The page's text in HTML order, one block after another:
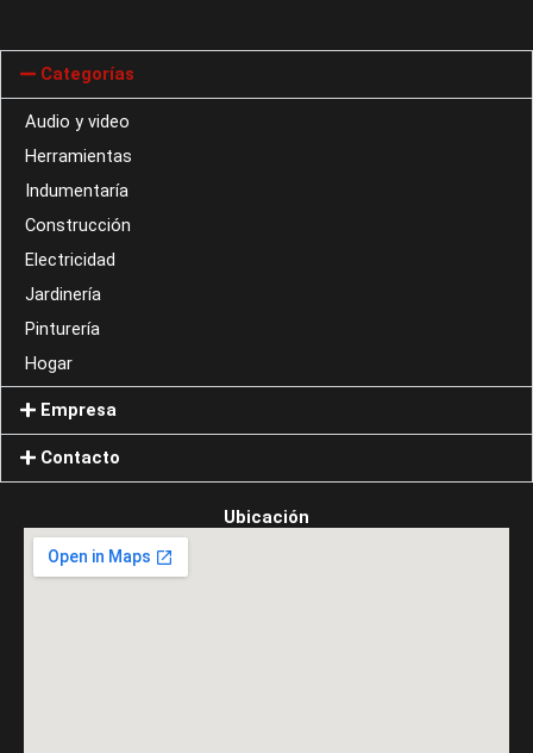
Categorías
Audio y video
Herramientas
Indumentaría
Construcción
Electricidad
Jardinería
Pinturería
Hogar
Empresa
Contacto
Ubicación